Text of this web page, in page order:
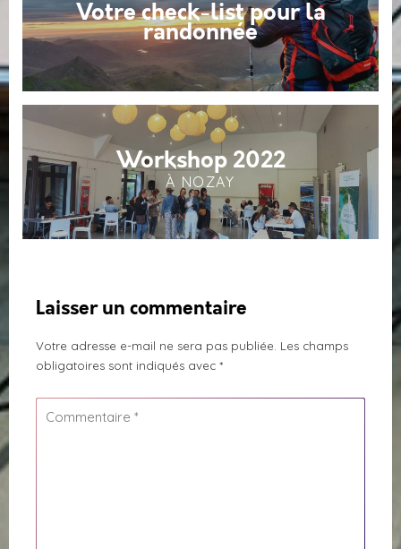
Votre check-list pour la
randonnée
Workshop 2022
À NOZAY
Laisser un commentaire
Votre adresse e-mail ne sera pas publiée. Les champs
obligatoires sont indiqués avec *